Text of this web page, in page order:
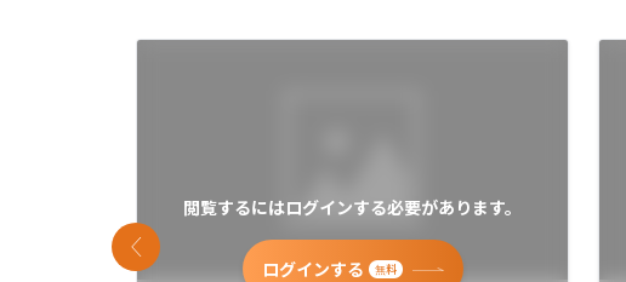
閲覧するにはログインする必要があります。
ログインする 無料
前のスライド